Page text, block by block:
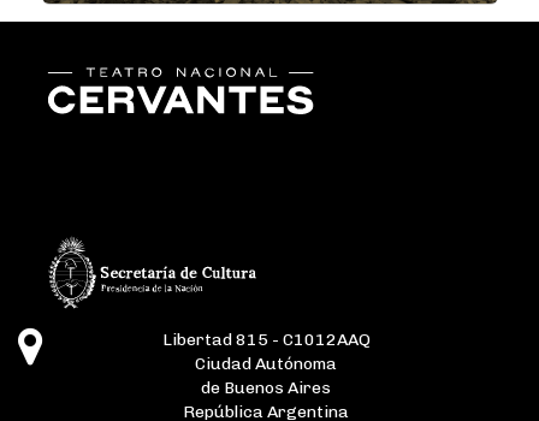
Libertad 815 - C1012AAQ
Ciudad Autónoma
de Buenos Aires
República Argentina